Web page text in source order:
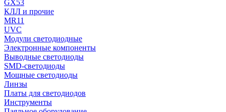
GX53
КЛЛ и прочие
MR11
UVC
Модули светодиодные
Электронные компоненты
Выводные светодиоды
SMD-светодиоды
Мощные светодиоды
Линзы
Платы для светодиодов
Инструменты